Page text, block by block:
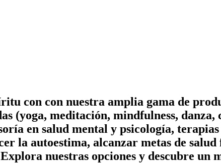
con con nuestra amplia gama de
(yoga, meditación, mindfulness,
en salud mental y psicología,
la autoestima, alcanzar metas de
nuestras opciones y descubre